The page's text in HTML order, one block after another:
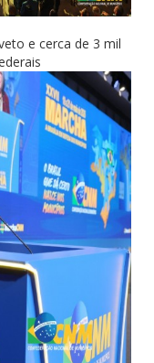
e cerca de 3 mil